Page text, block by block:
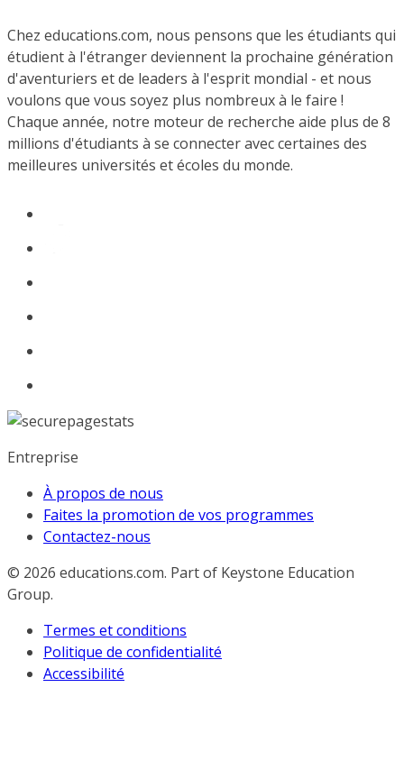
Chez educations.com, nous pensons que les étudiants qui
étudient à l'étranger deviennent la prochaine génération
d'aventuriers et de leaders à l'esprit mondial - et nous
voulons que vous soyez plus nombreux à le faire !
Chaque année, notre moteur de recherche aide plus de 8
millions d'étudiants à se connecter avec certaines des
meilleures universités et écoles du monde.
Entreprise
À propos de nous
Faites la promotion de vos programmes
Contactez-nous
© 2026 educations.com. Part of Keystone Education
Group.
Termes et conditions
Politique de confidentialité
Accessibilité